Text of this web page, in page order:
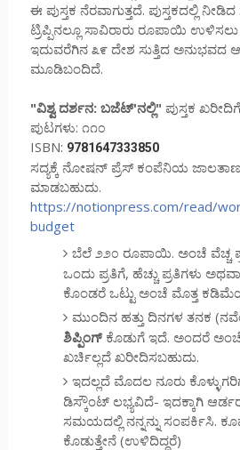
ಈ ಪುಸ್ತಕ ನೆರವಾಗುತ್ತದೆ. ಪುಸ್ತಕದಲ್ಲಿ
ಟ್ರಿಪ್ಪಿನಲ್ಲೂ ಸಾವಿರಾರು ರೂಪಾಯಿ ಉಳಿಸಲು
ಇದುವರೆಗಿನ ೩೯ ದೇಶ ಸುತ್ತಿದ ಅನುಭವದ
ಮೂಡಿಬಂದಿದೆ.
"ವಿಶ್ವ ದರ್ಶನ: ಬಜೆಟ್'ನಲ್ಲಿ" ಪುಸ್ತಕ
ಪುಟಗಳು: ೧೧೦
ISBN: 9781647333850
ಸದ್ಯಕ್ಕೆ ನೋಷನ್ ಪ್ರೆಸ್ ಕಂಪೆನಿಯ
ಮಾಡಬಹುದು.
https://notionpress.com/read/
budget
ಬೆಲೆ ೨೨೦ ರೂಪಾಯಿ. ಅಂಚೆ ವೆಚ್ಚ
ಒಂದು ಪ್ರತಿಗೆ, ಹೆಚ್ಚು ಪ್ರತಿಗಳು
ಕೊಂಡರೆ ಒಟ್ಟು ಅಂಚೆ ಮೊತ್ತ
ಮುಂದಿನ ಹತ್ತು ದಿನಗಳ ತನಕ
ಶಿಪ್ಪಿಂಗ್ಕೊಡುಗೆ ಇದೆ. ಅಂದರೆ ಅಂಚೆ
ಖರ್ಚಿಲ್ಲದೆ ಖರೀದಿಸಬಹುದು.
ಇದಲ್ಲದೆ ಮೊದಲ ನೂರು
ಡಿಸ್ಕೌಂಟ್ ಲಭ್ಯವಿದೆ- ಇದಕ್ಕಾಗಿ
ಸಮಯದಲ್ಲಿ ನನ್ನನ್ನು ಸಂಪರ್ಕಿಸಿ.
ಕೊಡುತ್ತೇನೆ (ಉಳಿದಿದ್ದರೆ)